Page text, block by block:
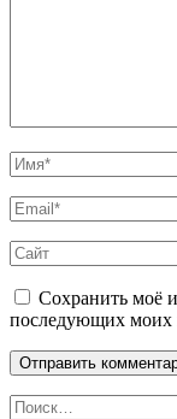
Сохранить моё
последующих моих
Найти: